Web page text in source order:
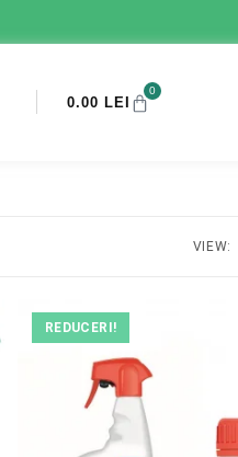
0.00 LEI
0
VIEW:
REDUCERI!